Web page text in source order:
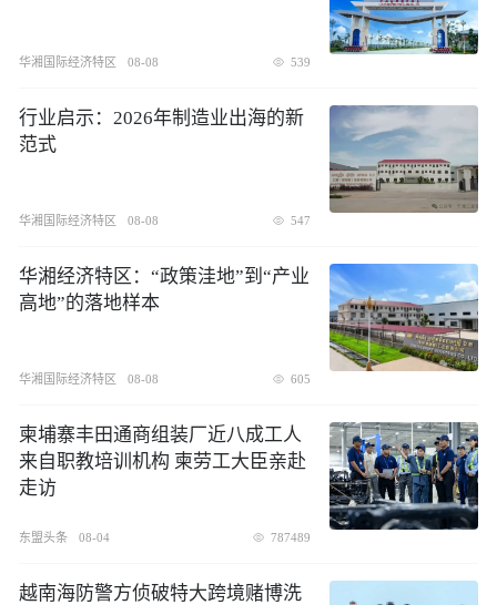
华湘国际经济特区 08-08 539
行业启示：2026年制造业出海的新
范式
华湘国际经济特区 08-08 547
华湘经济特区：“政策洼地”到“产业
高地”的落地样本
华湘国际经济特区 08-08 605
柬埔寨丰田通商组装厂近八成工人
来自职教培训机构 柬劳工大臣亲赴
走访
东盟头条 08-04 787489
越南海防警方侦破特大跨境赌博洗